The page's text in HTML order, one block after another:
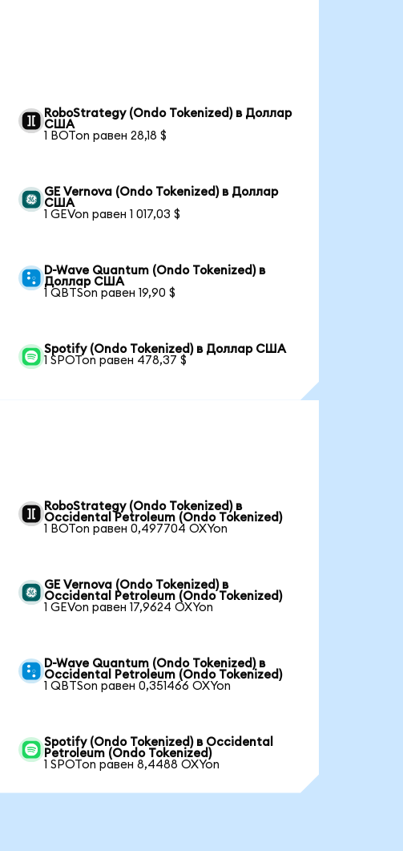
RoboStrategy (Ondo Tokenized) в Доллар
США
1 BOTon равен 28,18 $
GE Vernova (Ondo Tokenized) в Доллар
США
1 GEVon равен 1 017,03 $
D-Wave Quantum (Ondo Tokenized) в
Доллар США
1 QBTSon равен 19,90 $
Spotify (Ondo Tokenized) в Доллар США
1 SPOTon равен 478,37 $
RoboStrategy (Ondo Tokenized) в
Occidental Petroleum (Ondo Tokenized)
1 BOTon равен 0,497704 OXYon
GE Vernova (Ondo Tokenized) в
Occidental Petroleum (Ondo Tokenized)
1 GEVon равен 17,9624 OXYon
D-Wave Quantum (Ondo Tokenized) в
Occidental Petroleum (Ondo Tokenized)
1 QBTSon равен 0,351466 OXYon
Spotify (Ondo Tokenized) в Occidental
Petroleum (Ondo Tokenized)
1 SPOTon равен 8,4488 OXYon